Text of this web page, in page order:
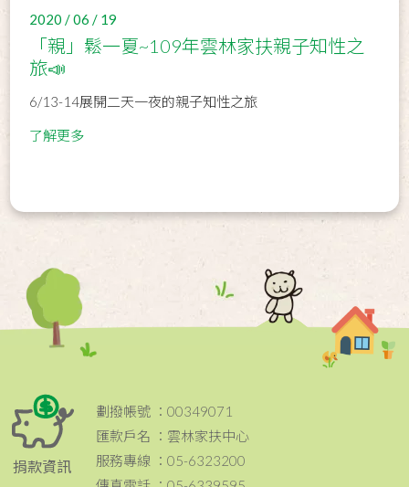
2020 / 06 / 19
「親」鬆一夏~109年雲林家扶親子知性之
旅📣
6/13-14展開二天一夜的親子知性之旅
了解更多
捐款資訊
劃撥帳號 ：00349071
匯款戶名 ：雲林家扶中心
服務專線 ：05-6323200